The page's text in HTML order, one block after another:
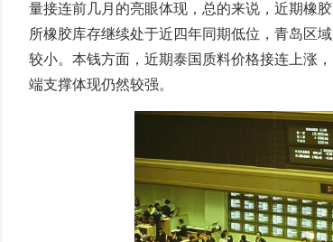
量接连前几月的亮眼体现，总的来说，近期橡
所橡胶库存继续处于近四年同期低位，青岛区
较小。本钱方面，近期泰国质料价格接连上涨
端支撑体现仍然较强。